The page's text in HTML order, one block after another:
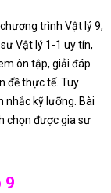
trình Vật lý 9,
Vật lý 1-1 uy tín,
ôn tập, giải đáp
đề thực tế. Tuy
nhắc kỹ lưỡng. Bài
chọn được gia sư
9